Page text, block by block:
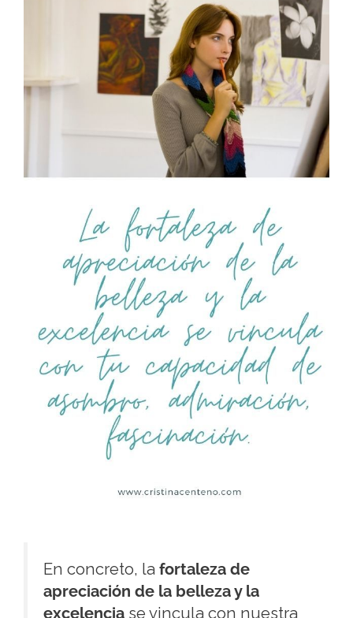
En concreto, la fortaleza de
apreciación de la belleza y la
excelencia se vincula con nuestra